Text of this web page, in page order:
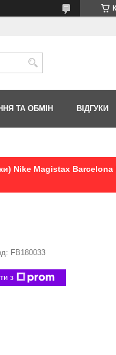
ТА ОБМІН ВІДГУКИ
Nike Magistax Barcelona
FB180033
з